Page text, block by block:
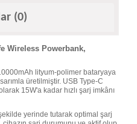
(0)
Wireless Powerbank,
lityum-polimer bataryaya
üretilmiştir. USB Type-C
15W'a kadar hızlı şarj imkânı
yerinde tutarak optimal şarj